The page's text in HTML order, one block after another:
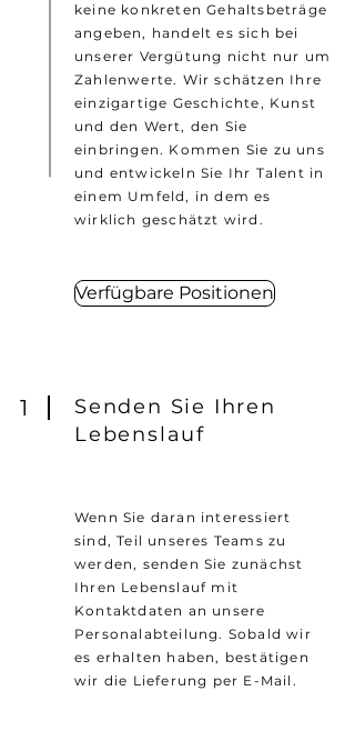
keine konkreten Gehaltsbeträge
angeben, handelt es sich bei
unserer Vergütung nicht nur um
Zahlenwerte. Wir schätzen Ihre
einzigartige Geschichte, Kunst
und den Wert, den Sie
einbringen. Kommen Sie zu uns
und entwickeln Sie Ihr Talent in
einem Umfeld, in dem es
wirklich geschätzt wird.
Verfügbare Positionen
1
Senden Sie Ihren
Lebenslauf
Wenn Sie daran interessiert
sind, Teil unseres Teams zu
werden, senden Sie zunächst
Ihren Lebenslauf mit
Kontaktdaten an unsere
Personalabteilung. Sobald wir
es erhalten haben, bestätigen
wir die Lieferung per E-Mail.